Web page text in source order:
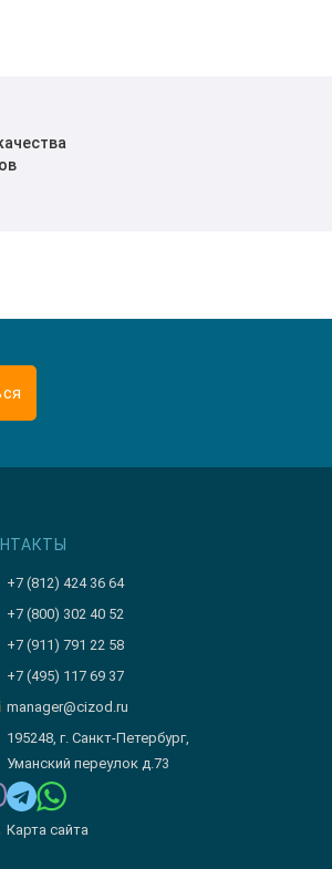
+7 (812) 424 36 64
+7 (800) 302 40 52
+7 (911) 791 22 58
+7 (495) 117 69 37
manager@cizod.ru
195248, г. Санкт-Петербург,
Уманский переулок д.73
Карта сайта